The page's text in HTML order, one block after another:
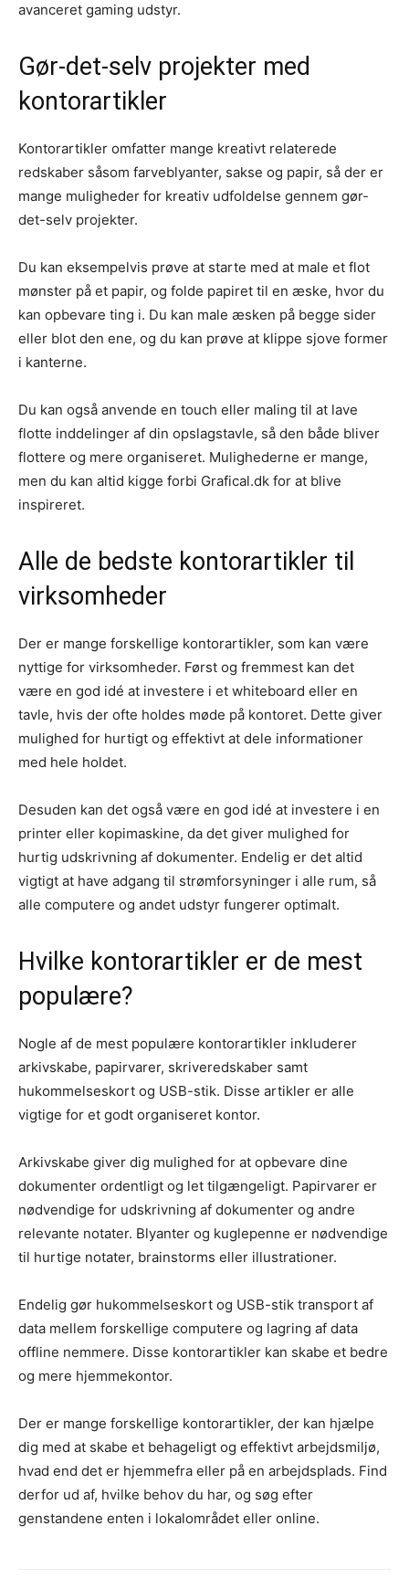
avanceret gaming udstyr.
Gør-det-selv projekter med
kontorartikler
Kontorartikler omfatter mange kreativt relaterede
redskaber såsom farveblyanter, sakse og papir, så der er
mange muligheder for kreativ udfoldelse gennem gør-
det-selv projekter.
Du kan eksempelvis prøve at starte med at male et flot
mønster på et papir, og folde papiret til en æske, hvor du
kan opbevare ting i. Du kan male æsken på begge sider
eller blot den ene, og du kan prøve at klippe sjove former
i kanterne.
Du kan også anvende en touch eller maling til at lave
flotte inddelinger af din opslagstavle, så den både bliver
flottere og mere organiseret. Mulighederne er mange,
men du kan altid kigge forbi Grafical.dk for at blive
inspireret.
Alle de bedste kontorartikler til
virksomheder
Der er mange forskellige kontorartikler, som kan være
nyttige for virksomheder. Først og fremmest kan det
være en god idé at investere i et whiteboard eller en
tavle, hvis der ofte holdes møde på kontoret. Dette giver
mulighed for hurtigt og effektivt at dele informationer
med hele holdet.
Desuden kan det også være en god idé at investere i en
printer eller kopimaskine, da det giver mulighed for
hurtig udskrivning af dokumenter. Endelig er det altid
vigtigt at have adgang til strømforsyninger i alle rum, så
alle computere og andet udstyr fungerer optimalt.
Hvilke kontorartikler er de mest
populære?
Nogle af de mest populære kontorartikler inkluderer
arkivskabe, papirvarer, skriveredskaber samt
hukommelseskort og USB-stik. Disse artikler er alle
vigtige for et godt organiseret kontor.
Arkivskabe giver dig mulighed for at opbevare dine
dokumenter ordentligt og let tilgængeligt. Papirvarer er
nødvendige for udskrivning af dokumenter og andre
relevante notater. Blyanter og kuglepenne er nødvendige
til hurtige notater, brainstorms eller illustrationer.
Endelig gør hukommelseskort og USB-stik transport af
data mellem forskellige computere og lagring af data
offline nemmere. Disse kontorartikler kan skabe et bedre
og mere hjemmekontor.
Der er mange forskellige kontorartikler, der kan hjælpe
dig med at skabe et behageligt og effektivt arbejdsmiljø,
hvad end det er hjemmefra eller på en arbejdsplads. Find
derfor ud af, hvilke behov du har, og søg efter
genstandene enten i lokalområdet eller online.